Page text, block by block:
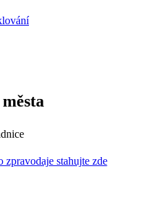
zpravodaje stahujte zde